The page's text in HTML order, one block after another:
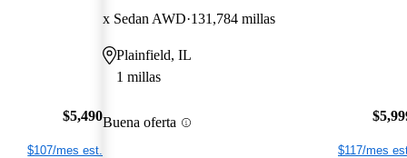
$5,490
$107/mes est.
x Sedan AWD 131,784 millas
Plainfield, IL
1 millas
Buena oferta
$117/mes